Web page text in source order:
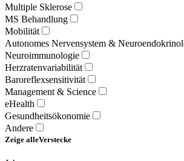
Multiple Sklerose
MS Behandlung
Mobilität
Autonomes Nervensystem &
Neuroimmunologie
Herzratenvariabilität
Baroreflexsensitivität
Management & Science
eHealth
Gesundheitsökonomie
Andere
Zeige alleVerstecke